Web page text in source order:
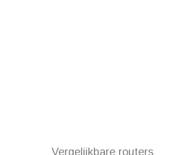
Vergelijkbare routers